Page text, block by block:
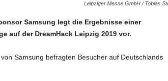
Leipziger Messe GmbH / Tobias
Samsung legt die Ergebnisse einer
auf der DreamHack Leipzig 2019 vor.
Samsung befragten Besucher auf Deutschlands